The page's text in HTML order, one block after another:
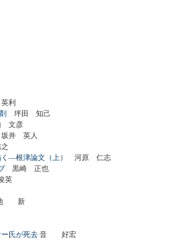
利
坪田 知己
文彦
井 英人
―根津論文（上）
河原 仁志
黒崎 正也
英
新
氏が死去 音 好宏